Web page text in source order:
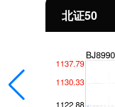
北证50